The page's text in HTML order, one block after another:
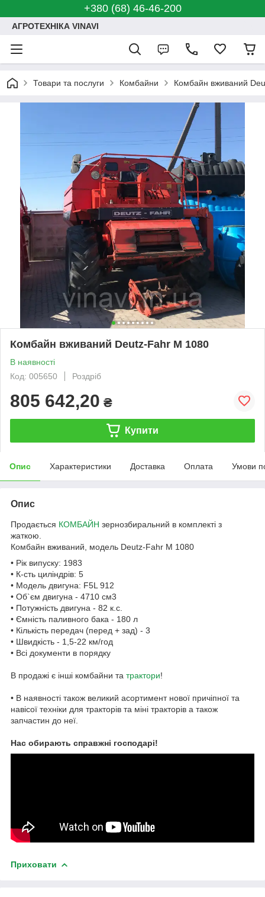
+380 (68) 46-46-200
АГРОТЕХНІКА VINAVI
Товари та послуги Комбайни Комбайн вживаний
Комбайн вживаний Deutz-Fahr M 1080
В наявності
Код: 005650
Роздріб
805 642,20 ₴
Купити
Опис Характеристики Доставка Оплата Умови
Опис
Продається КОМБАЙН зернозбиральний в комплекті з
жаткою.
Комбайн вживаний, модель Deutz-Fahr M 1080
• Рік випуску: 1983
• К-сть циліндрів: 5
• Модель двигуна: F5L 912
• Об`єм двигуна - 4710 см3
• Потужність двигуна - 82 к.с.
• Ємність паливного бака - 180 л
• Кількість передач (перед + зад) - 3
• Швидкість - 1,5-22 км/год
• Всі документи в порядку
В продажі є інші комбайни та трактори!
• В наявності також великий асортимент нової причіпної та
навісої техніки для тракторів та міні тракторів а також
запчастин до неї.
Нас обирають справжні господарі!
Приховати